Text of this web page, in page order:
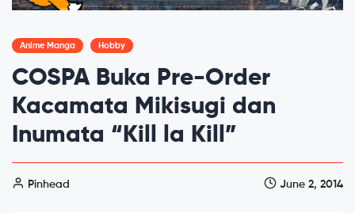
Anime Manga Hobby
COSPA Buka Pre-Order
Kacamata Mikisugi dan
Inumata “Kill la Kill”
Pinhead June 2, 2014